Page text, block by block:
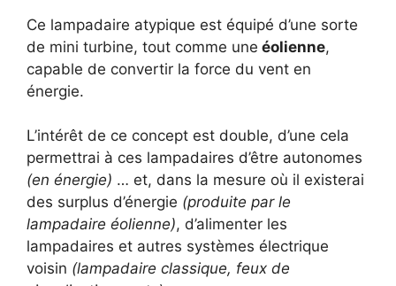
Ce lampadaire atypique est équipé d’une sorte
de mini turbine, tout comme une éolienne,
capable de convertir la force du vent en
énergie.
L’intérêt de ce concept est double, d’une cela
permettrai à ces lampadaires d’être autonomes
(en énergie) … et, dans la mesure où il existerai
des surplus d’énergie (produite par le
lampadaire éolienne), d’alimenter les
lampadaires et autres systèmes électrique
voisin (lampadaire classique, feux de